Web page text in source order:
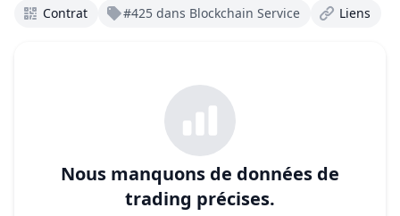
Contrat #425 dans Blockchain Service Liens
Nous manquons de données de
trading précises.